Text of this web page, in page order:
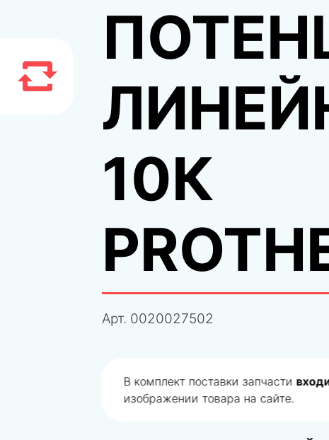
10К
Арт. 0020027502
В комплект поставки запчасти
изображении товара на сайте.